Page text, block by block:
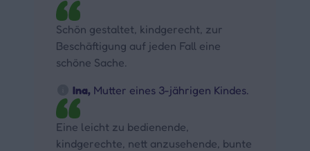
Schön gestaltet, kindgerecht, zur
Beschäftigung auf jeden Fall eine
schöne Sache.
Ina, Mutter eines 3-jährigen Kindes.
Eine leicht zu bedienende,
kindgerechte, nett anzusehende, bunte